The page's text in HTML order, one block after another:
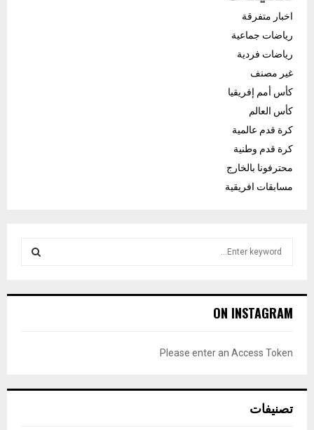
اخبار متفرقة
رياضات جماعية
رياضات فردية
غير مصنف
كأس أمم إفريقيا
كأس العالم
كرة قدم عالمية
كرة قدم وطنية
محترفونا بالخارج
مسابقات افريقية
h
C
ON INSTAGRAM
Please enter an Access Token
تصنيفات